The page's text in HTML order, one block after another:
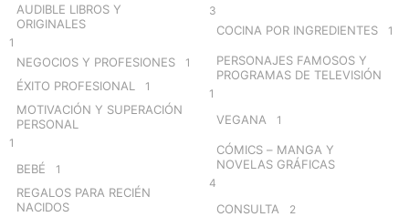
AUDIBLE LIBROS Y
ORIGINALES
1
NEGOCIOS Y PROFESIONES 1
ÉXITO PROFESIONAL 1
MOTIVACIÓN Y SUPERACIÓN
PERSONAL
1
BEBÉ 1
REGALOS PARA RECIÉN
NACIDOS
3
COCINA POR INGREDIENTES 1
PERSONAJES FAMOSOS Y
PROGRAMAS DE TELEVISIÓN
1
VEGANA 1
CÓMICS – MANGA Y
NOVELAS GRÁFICAS
4
CONSULTA 2